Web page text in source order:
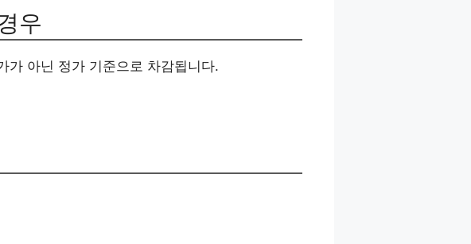
우
가 아닌 정가 기준으로 차감됩니다.